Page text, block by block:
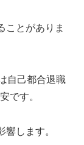
ことがありま
自己都合退職
です。
します。